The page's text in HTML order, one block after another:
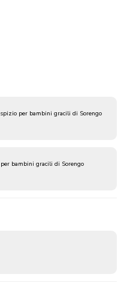
per bambini gracili di Sorengo
bambini gracili di Sorengo